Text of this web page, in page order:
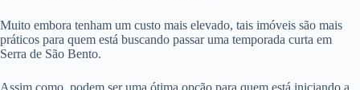
Muito embora tenham um custo mais elevado, tais imóveis são mais
práticos para quem está buscando passar uma temporada curta em
Serra de São Bento.